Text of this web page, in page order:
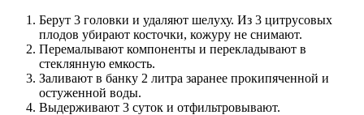
Берут 3 головки и удаляют шелуху. Из 3 цитрусовых
плодов убирают косточки, кожуру не снимают.
Перемалывают компоненты и перекладывают в
стеклянную емкость.
Заливают в банку 2 литра заранее прокипяченной и
остуженной воды.
Выдерживают 3 суток и отфильтровывают.